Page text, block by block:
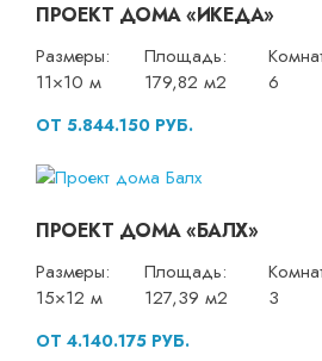
ПРОЕКТ ДОМА «ИКЕДА»
Размеры:
11×10 м
Площадь:
179,82 м2
6
ОТ 5.844.150 РУБ.
ПРОЕКТ ДОМА «БАЛХ»
Размеры:
15×12 м
Площадь:
127,39 м2
3
ОТ 4.140.175 РУБ.